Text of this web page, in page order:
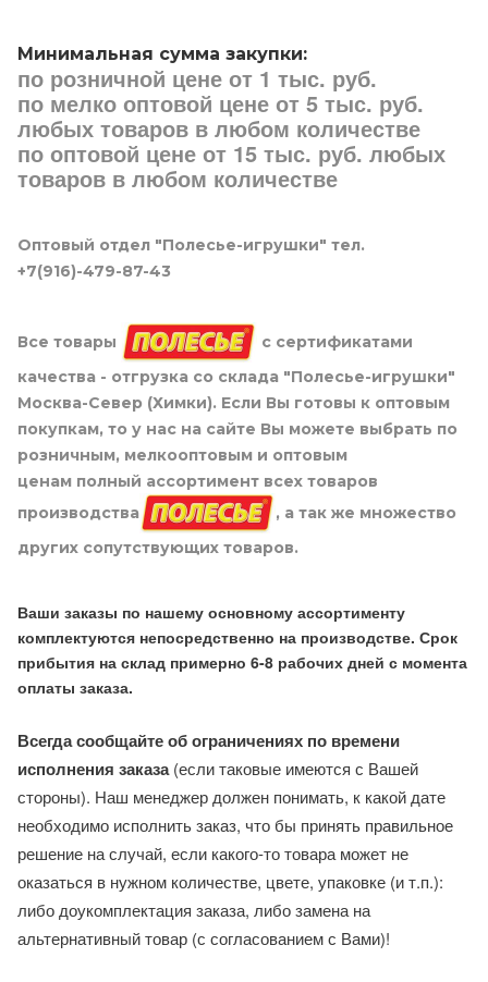
Минимальная сумма закупки:
по розничной цене от 1 тыс. руб.
по мелко оптовой цене от 5 тыс. руб.
любых товаров в любом количестве
по оптовой цене от 15 тыс. руб. любых
товаров в любом количестве
Оптовый отдел "Полесье-игрушки" тел.
+7(916)-479-87-43
Все товары
с сертификатами
качества - отгрузка со склада "Полесье-игрушки"
Москва-Север (Химки). Если Вы готовы к оптовым
покупкам, то у нас на сайте Вы можете выбрать по
розничным, мелкооптовым и оптовым
ценам полный ассортимент всех товаров
производства
, а так же множество
других сопутствующих товаров.
Ваши заказы по нашему основному ассортименту
комплектуются непосредственно на производстве. Срок
прибытия на склад примерно 6-8 рабочих дней с момента
оплаты заказа.
Всегда сообщайте об ограничениях по времени
исполнения заказа(если таковые имеются с Вашей
стороны). Наш менеджер должен понимать, к какой дате
необходимо исполнить заказ, что бы принять правильное
решение на случай, если какого-то товара может не
оказаться в нужном количестве, цвете, упаковке (и т.п.):
либо доукомплектация заказа, либо замена на
альтернативный товар (с согласованием с Вами)!